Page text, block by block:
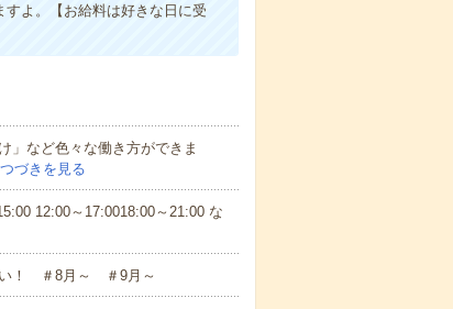
よ。【お給料は好きな日に受
」など色々な働き方ができま
つづきを見る
12:00～17:0018:00～21:00 な
！ ＃8月～ ＃9月～